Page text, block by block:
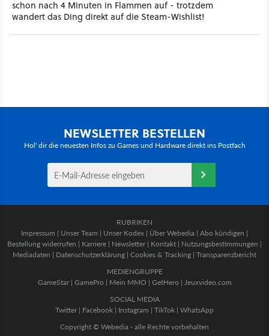
schon nach 4 Minuten in Flammen auf - trotzdem
wandert das Ding direkt auf die Steam-Wishlist!
NEWSLETTER BESTELLEN
Hol' dir die neuesten Infos zu Games und Hardware direkt ins Postfach
RUBRIKEN
Impressum | Unser Team | Unser Kodex | Über Webedia | Abo kündigen |
Bestellung widerrufen | Karriere | Newsletter | Kontakt | Nutzungsbestimmungen |
Mediadaten | Datenschutzerklärung | Cookies & Tracking | Transparenzbericht
MEDIENGRUPPE
GameStar| GamePro | Mein MMO | GetHero | Jeuxvideo.com
SOCIAL MEDIA
Twitter | Facebook | Instagram | TikTok | WhatsApp
Copyright © Webedia - alle Rechte vorbehalten